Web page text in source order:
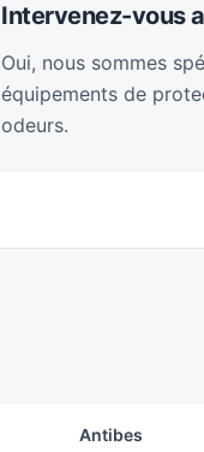
Intervenez-vous
Oui, nous sommes
équipements de
odeurs.
Antibes